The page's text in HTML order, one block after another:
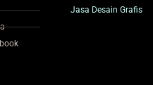
Jasa Desain Grafis